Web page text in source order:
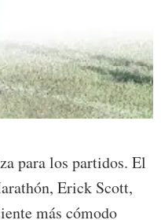
para los partidos. El
Erick Scott,
más cómodo